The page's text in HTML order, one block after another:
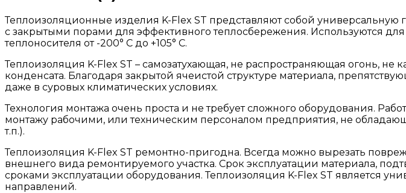
Теплоизоляционные изделия K-Flex ST представляют собой универсальную
с закрытыми порами для эффективного теплосбережения. Используются
теплоносителя от -200° С до +105° С.
Теплоизоляция K-Flex ST – самозатухающая, не распространяющая огонь,
конденсата. Благодаря закрытой ячеистой структуре материала,
даже в суровых климатических условиях.
Технология монтажа очень проста и не требует сложного оборудования.
монтажу рабочими, или техническим персоналом предприятия, не
т.п.).
Теплоизоляция K-Flex ST ремонтно-пригодна. Всегда можно вырезать
внешнего вида ремонтируемого участка. Срок эксплуатации материала,
сроками эксплуатации оборудования. Теплоизоляция K-Flex ST является
направлений.